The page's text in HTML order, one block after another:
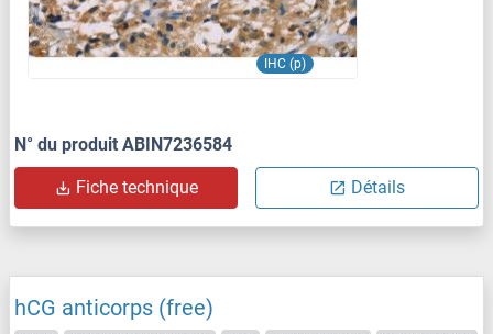
IHC (p)
N° du produit ABIN7236584
Fiche technique Détails
hCG anticorps (free)